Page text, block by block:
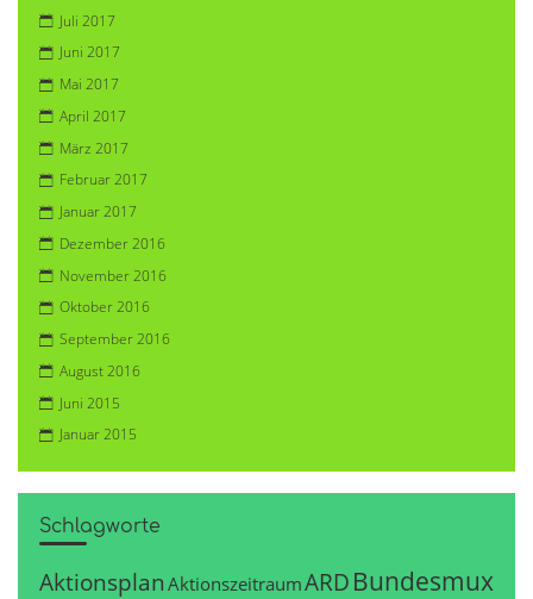
Juli 2017
Juni 2017
Mai 2017
April 2017
März 2017
Februar 2017
Januar 2017
Dezember 2016
November 2016
Oktober 2016
September 2016
August 2016
Juni 2015
Januar 2015
Schlagworte
Aktionsplan AktionszeitraumARD Bundesmux